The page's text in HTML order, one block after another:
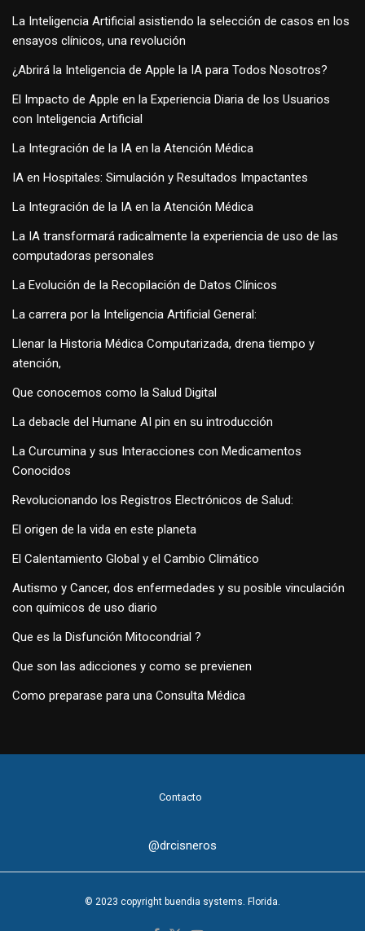
La Inteligencia Artificial asistiendo la selección de casos en los
ensayos clínicos, una revolución
¿Abrirá la Inteligencia de Apple la IA para Todos Nosotros?
El Impacto de Apple en la Experiencia Diaria de los Usuarios
con Inteligencia Artificial
La Integración de la IA en la Atención Médica
IA en Hospitales: Simulación y Resultados Impactantes
La Integración de la IA en la Atención Médica
La IA transformará radicalmente la experiencia de uso de las
computadoras personales
La Evolución de la Recopilación de Datos Clínicos
La carrera por la Inteligencia Artificial General:
Llenar la Historia Médica Computarizada, drena tiempo y
atención,
Que conocemos como la Salud Digital
La debacle del Humane AI pin en su introducción
La Curcumina y sus Interacciones con Medicamentos
Conocidos
Revolucionando los Registros Electrónicos de Salud:
El origen de la vida en este planeta
El Calentamiento Global y el Cambio Climático
Autismo y Cancer, dos enfermedades y su posible vinculación
con químicos de uso diario
Que es la Disfunción Mitocondrial ?
Que son las adicciones y como se previenen
Como preparase para una Consulta Médica
Contacto
@drcisneros
© 2023 copyright buendia systems. Florida.